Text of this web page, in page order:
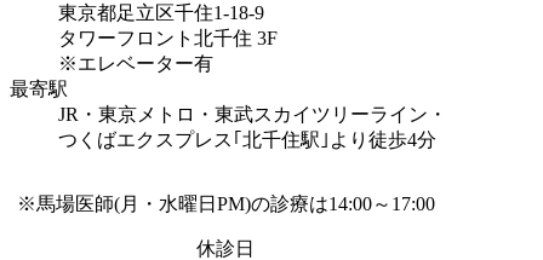
東京都足立区千住1-18-9
タワーフロント北千住 3F
※エレベーター有
最寄駅
JR・東京メトロ・東武スカイツリーライン・
つくばエクスプレス｢北千住駅｣より 徒歩4分
※馬場医師(月・水曜日PM)の診療は14:00～17:00
休診日